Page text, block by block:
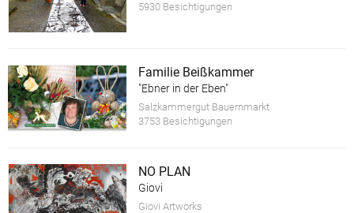
5930 Besichtigungen
Familie Beißkammer
"Ebner in der Eben"
Salzkammergut Bauernmarkt
3753 Besichtigungen
NO PLAN
Giovi
Giovi Artworks